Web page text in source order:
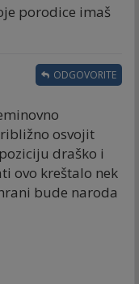
porodice imaš
osvojit
draško i
ovo kreštalo nek
bude naroda
ODGOVORITE